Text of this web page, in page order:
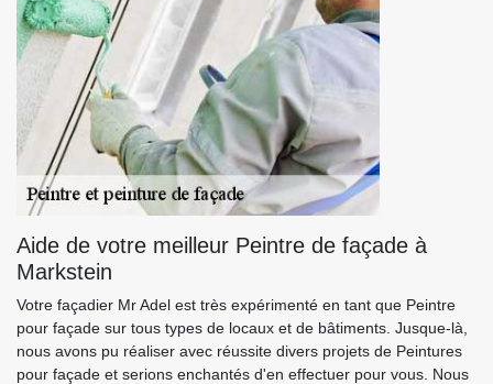
Aide de votre meilleur Peintre de façade à
Markstein
Votre façadier Mr Adel est très expérimenté en tant que Peintre
pour façade sur tous types de locaux et de bâtiments. Jusque-là,
nous avons pu réaliser avec réussite divers projets de Peintures
pour façade et serions enchantés d'en effectuer pour vous. Nous